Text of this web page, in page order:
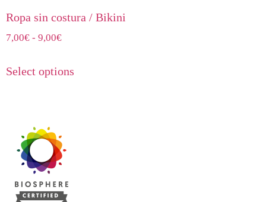
Ropa sin costura / Bikini
7,00€ - 9,00€Rango
Select options